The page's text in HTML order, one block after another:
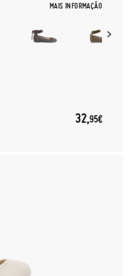
MAIS INFORMAÇÃO
32,95€